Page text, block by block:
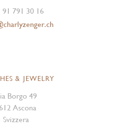
91 791 30 16
& JEWELRY
Borgo 49
Ascona
Svizzera